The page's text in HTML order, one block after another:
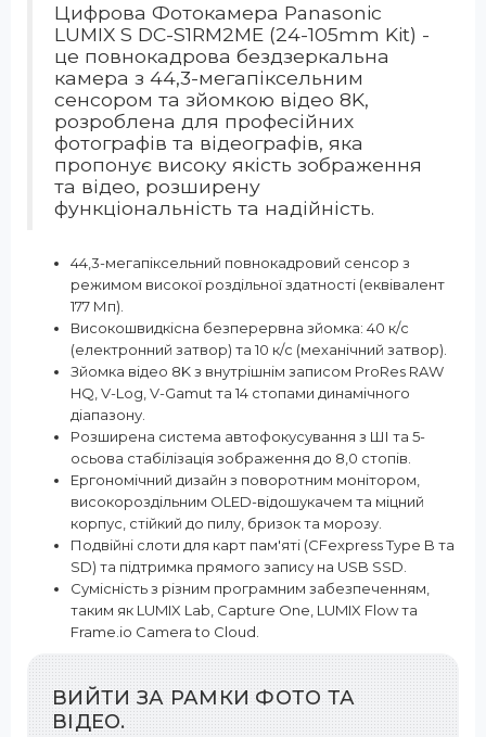
Цифрова Фотокамера Panasonic
LUMIX S DC-S1RM2ME (24-105mm Kit) -
це повнокадрова бездзеркальна
камера з 44,3-мегапіксельним
сенсором та зйомкою відео 8K,
розроблена для професійних
фотографів та відеографів, яка
пропонує високу якість зображення
та відео, розширену
функціональність та надійність.
44,3-мегапіксельний повнокадровий сенсор з
режимом високої роздільної здатності (еквівалент
177 Мп).
Високошвидкісна безперервна зйомка: 40 к/с
(електронний затвор) та 10 к/с (механічний затвор).
Зйомка відео 8K з внутрішнім записом ProRes RAW
HQ, V-Log, V-Gamut та 14 стопами динамічного
діапазону.
Розширена система автофокусування з ШІ та 5-
осьова стабілізація зображення до 8,0 стопів.
Ергономічний дизайн з поворотним монітором,
високороздільним OLED-відошукачем та міцний
корпус, стійкий до пилу, бризок та морозу.
Подвійні слоти для карт пам'яті (CFexpress Type B та
SD) та підтримка прямого запису на USB SSD.
Сумісність з різним програмним забезпеченням,
таким як LUMIX Lab, Capture One, LUMIX Flow та
Frame.io Camera to Cloud.
ВИЙТИ ЗА РАМКИ ФОТО ТА
ВІДЕО.